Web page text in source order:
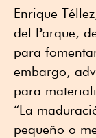
Enrique
del Parque,
para
embargo,
para
“La
pequeño o